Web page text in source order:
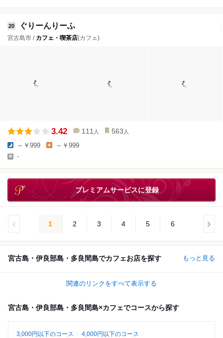
20 ぐりーんりーふ
宮古島市 / カフェ・喫茶店(カフェ)
3.42 111 人 563 人
～￥999 ～￥999
-
プレミアムサービスに登録
1 2 3 4 5 6
宮古島・伊良部島・多良間島でカフェお店を探す もっと見る
関連のリンクをすべて表示する
宮古島・伊良部島・多良間島×カフェでコースから探す
3,000円以下のコース
4,000円以下のコース